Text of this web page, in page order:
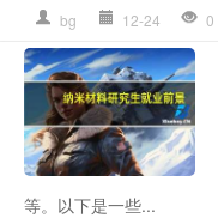
bg 12-24 0
等。以下是一些...